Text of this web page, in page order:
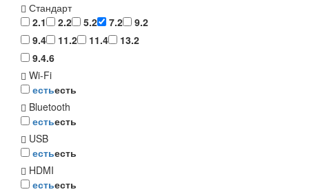
Стандарт
2.1
2.2 5.2 7.2
9.2
9.4
11.2 11.4
13.2
9.4.6
Wi-Fi
естьесть
Bluetooth
естьесть
USB
естьесть
HDMI
естьесть